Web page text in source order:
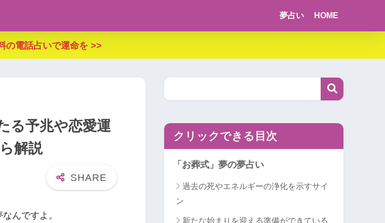
夢占い HOME
の電話占いで運命を >>
る予兆や恋愛運
解説
んですよ。
クリックできる目次
「お葬式」夢の夢占い
過去の死やエネルギーの浄化を示すサイ
ン
新たな始まりを迎える準備ができている